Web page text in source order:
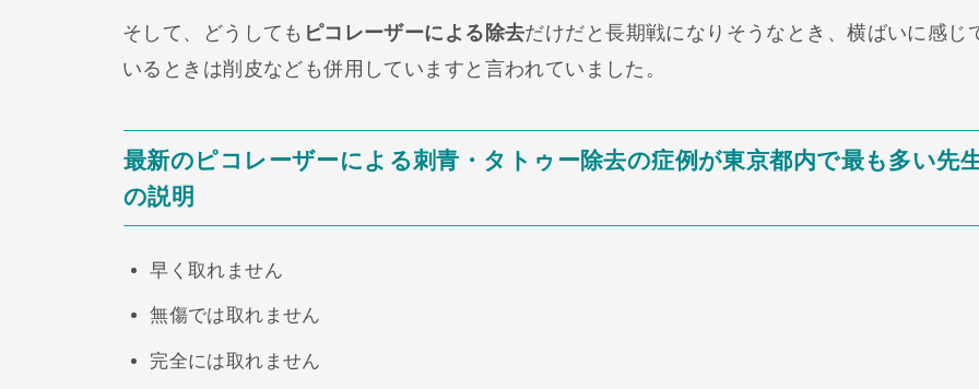
そして、どうしても ピコレーザーによる除去だけだと長期戦になりそうなとき、横ばいに感じ
いるときは削皮なども併用していますと言われていました。
最新のピコレーザーによる刺青・タトゥー除去の症例が東京都内で最も多い先
の説明
早く取れません
無傷では取れません
完全には取れません